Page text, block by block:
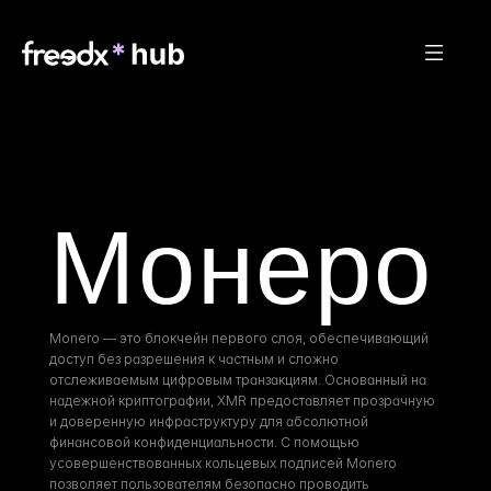
Монеро
Monero — это блокчейн первого слоя, обеспечивающий
доступ без разрешения к частным и сложно
отслеживаемым цифровым транзакциям. Основанный на
надежной криптографии, XMR предоставляет прозрачную
и доверенную инфраструктуру для абсолютной
финансовой конфиденциальности. С помощью
усовершенствованных кольцевых подписей Monero
позволяет пользователям безопасно проводить